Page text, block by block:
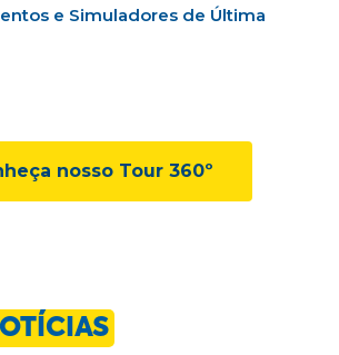
e Simuladores de Última
nosso Tour 360º